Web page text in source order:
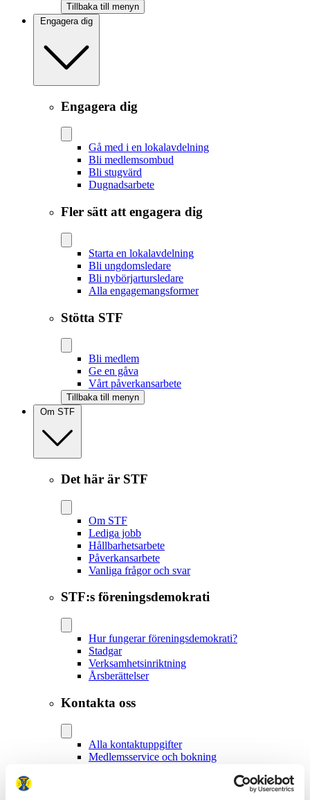
Tillbaka till menyn
Engagera dig
Engagera dig
Gå med i en lokalavdelning
Bli medlemsombud
Bli stugvärd
Dugnadsarbete
Fler sätt att engagera dig
Starta en lokalavdelning
Bli ungdomsledare
Bli nybörjartursledare
Alla engagemangsformer
Stötta STF
Bli medlem
Ge en gåva
Vårt påverkansarbete
Tillbaka till menyn
Om STF
Det här är STF
Om STF
Lediga jobb
Hållbarhetsarbete
Påverkansarbete
Vanliga frågor och svar
STF:s föreningsdemokrati
Hur fungerar föreningsdemokrati?
Stadgar
Verksamhetsinriktning
Årsberättelser
Kontakta oss
Alla kontaktuppgifter
Medlemsservice och bokning